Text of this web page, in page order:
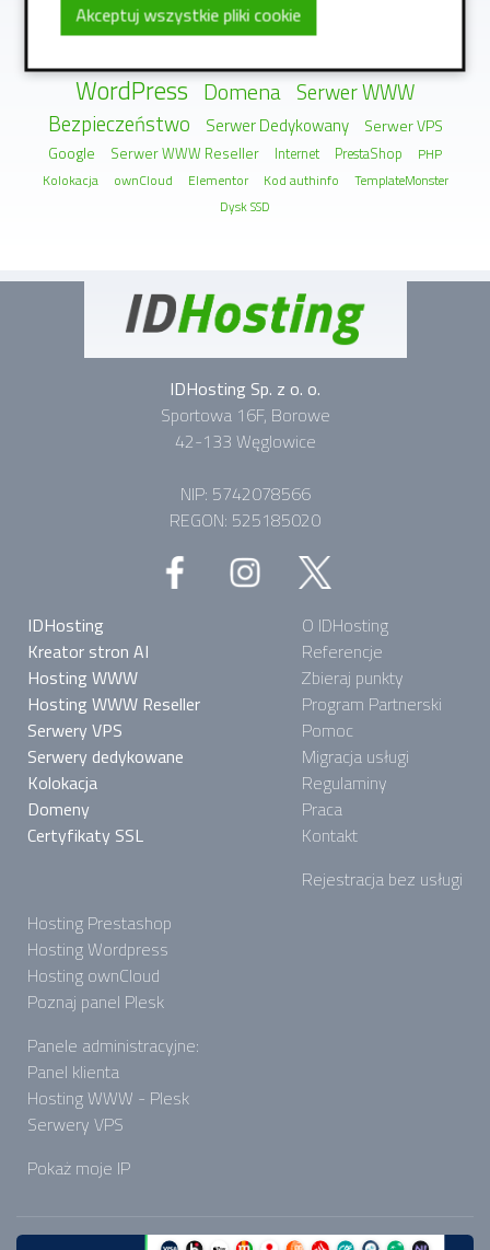
Strona WWW Hosting
WordPress Domena Serwer WWW
Bezpieczeństwo
Serwer Dedykowany Serwer VPS
Google Serwer WWW Reseller Internet PrestaShop
PHP
Kolokacja
ownCloud Elementor Kod authinfo
TemplateMonster
Dysk SSD
IDHosting Sp. z o. o.
Sportowa 16F, Borowe
42-133 Węglowice
NIP: 5742078566
REGON: 525185020
IDHosting
Kreator stron AI
Hosting WWW
Hosting WWW Reseller
Serwery VPS
Serwery dedykowane
Kolokacja
Domeny
Certyfikaty SSL
O IDHosting
Referencje
Zbieraj punkty
Program Partnerski
Pomoc
Migracja usługi
Regulaminy
Praca
Kontakt
Rejestracja bez usługi
Hosting Prestashop
Hosting Wordpress
Hosting ownCloud
Poznaj panel Plesk
Panele administracyjne:
Panel klienta
Hosting WWW - Plesk
Serwery VPS
Pokaż moje IP
Akceptuj wszystkie pliki cookie